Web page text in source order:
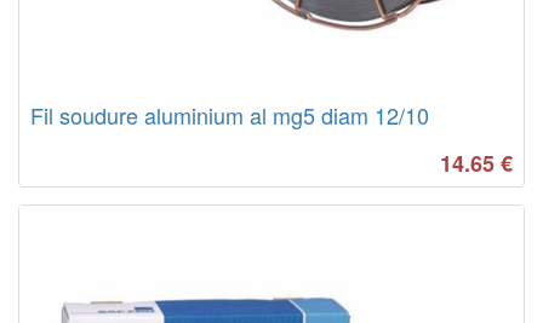
Fil soudure aluminium al mg5 diam 12/10
14.65€